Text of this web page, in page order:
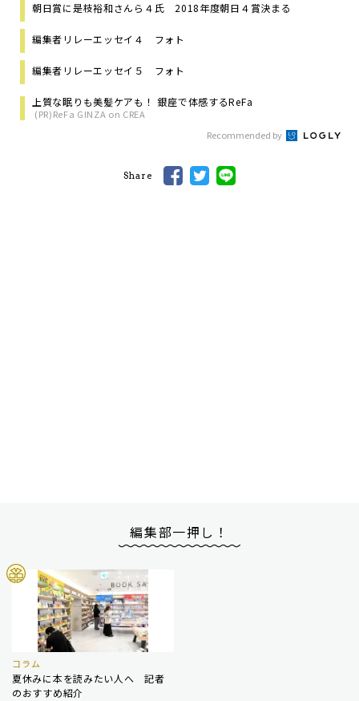
朝日賞に是枝裕和さんら４氏 2018年度朝日４賞決まる
編集者リレーエッセイ４ フォト
編集者リレーエッセイ５ フォト
上質な眠りも美髪ケアも！ 銀座で体感するReFa
(PR)ReFa GINZA on CREA
Recommended by
Share
編集部一押し！
コラム
夏休みに本を読みたい人へ 記者
のおすすめ紹介